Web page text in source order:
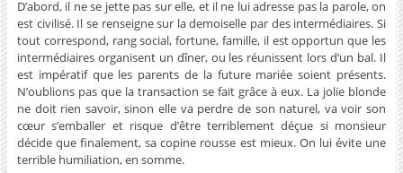
D’abord, il ne se jette pas sur elle, et il ne lui adresse pas la parole, on
est civilisé. Il se renseigne sur la demoiselle par des intermédiaires. Si
tout correspond, rang social, fortune, famille, il est opportun que les
intermédiaires organisent un dîner, ou les réunissent lors d’un bal. Il
est impératif que les parents de la future mariée soient présents.
N’oublions pas que la transaction se fait grâce à eux. La jolie blonde
ne doit rien savoir, sinon elle va perdre de son naturel, va voir son
cœur s’emballer et risque d’être terriblement déçue si monsieur
décide que finalement, sa copine rousse est mieux. On lui évite une
terrible humiliation, en somme.